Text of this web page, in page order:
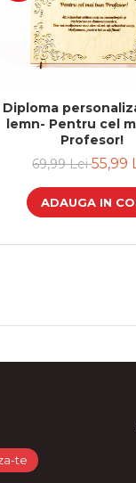
Diploma
lemn- Pentru cel
Profesor!
69,99 Lei55,99
ADAUGA IN